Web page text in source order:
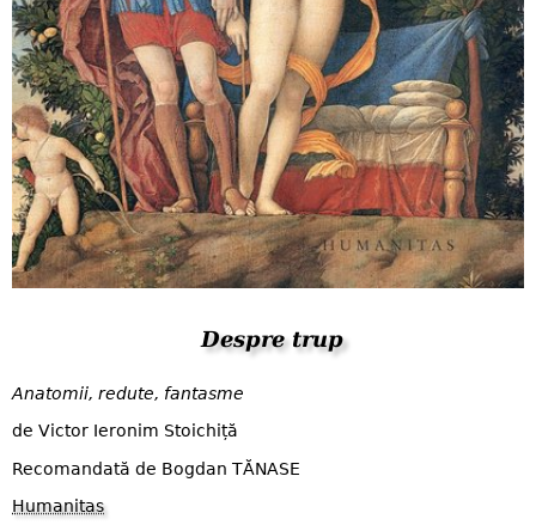
Despre trup
Anatomii, redute, fantasme
de Victor Ieronim Stoichiță
Recomandată de Bogdan TĂNASE
Humanitas